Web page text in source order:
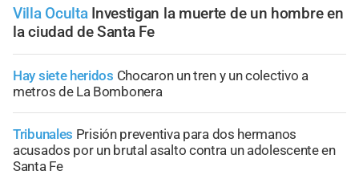
Villa Oculta Investigan la muerte de un hombre en
la ciudad de Santa Fe
Hay siete heridos Chocaron un tren y un colectivo a
metros de La Bombonera
Tribunales Prisión preventiva para dos hermanos
acusados por un brutal asalto contra un adolescente en
Santa Fe